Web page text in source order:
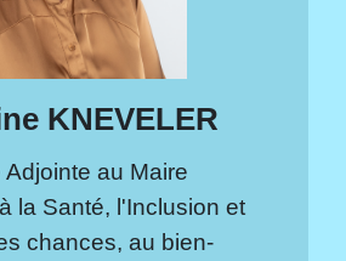
KNEVELER
au Maire
la Santé, l'Inclusion et
chances, au bien-